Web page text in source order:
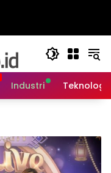
Industri Teknologi